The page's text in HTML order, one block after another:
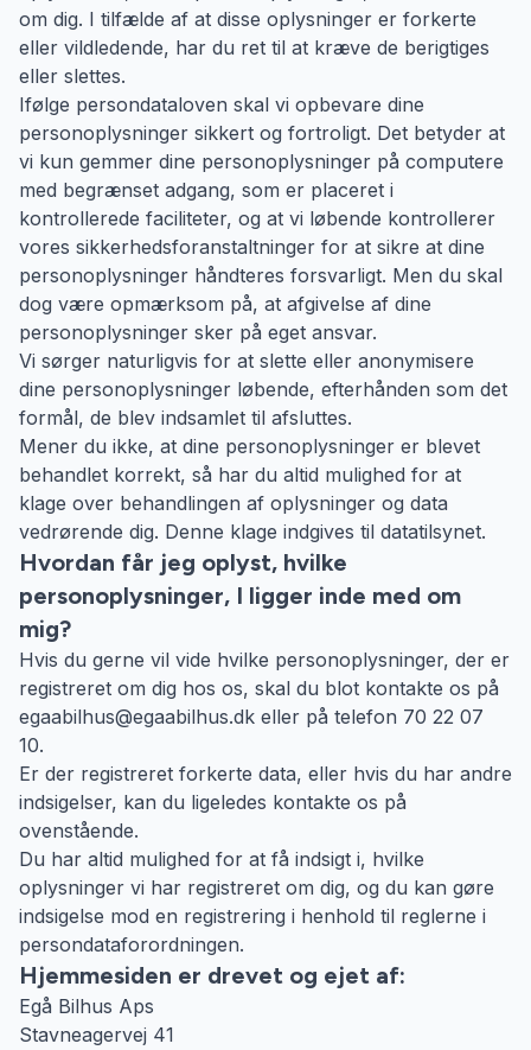
om dig. I tilfælde af at disse oplysninger er forkerte
eller vildledende, har du ret til at kræve de berigtiges
eller slettes.
Ifølge persondataloven skal vi opbevare dine
personoplysninger sikkert og fortroligt. Det betyder at
vi kun gemmer dine personoplysninger på computere
med begrænset adgang, som er placeret i
kontrollerede faciliteter, og at vi løbende kontrollerer
vores sikkerhedsforanstaltninger for at sikre at dine
personoplysninger håndteres forsvarligt. Men du skal
dog være opmærksom på, at afgivelse af dine
personoplysninger sker på eget ansvar.
Vi sørger naturligvis for at slette eller anonymisere
dine personoplysninger løbende, efterhånden som det
formål, de blev indsamlet til afsluttes.
Mener du ikke, at dine personoplysninger er blevet
behandlet korrekt, så har du altid mulighed for at
klage over behandlingen af oplysninger og data
vedrørende dig. Denne klage indgives til datatilsynet.
Hvordan får jeg oplyst, hvilke
personoplysninger, I ligger inde med om
mig?
Hvis du gerne vil vide hvilke personoplysninger, der er
registreret om dig hos os, skal du blot kontakte os på
egaabilhus@egaabilhus.dk eller på telefon 70 22 07
10.
Er der registreret forkerte data, eller hvis du har andre
indsigelser, kan du ligeledes kontakte os på
ovenstående.
Du har altid mulighed for at få indsigt i, hvilke
oplysninger vi har registreret om dig, og du kan gøre
indsigelse mod en registrering i henhold til reglerne i
persondataforordningen.
Hjemmesiden er drevet og ejet af:
Egå Bilhus Aps
Stavneagervej 41